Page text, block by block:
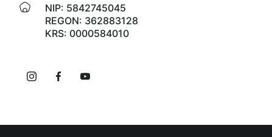
NIP: 5842745045
REGON: 362883128
KRS: 0000584010